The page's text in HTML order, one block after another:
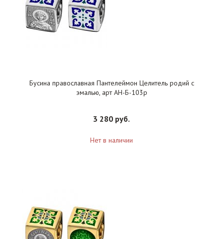
Бусина православная Пантелеймон Целитель родий с
эмалью, арт АН-Б-103р
3 280 руб.
Нет в наличии